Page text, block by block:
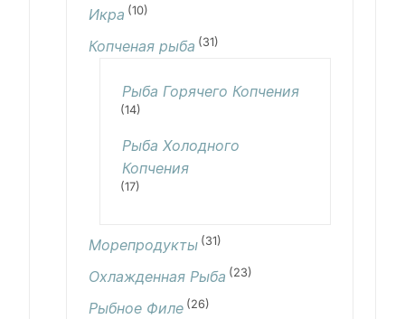
Икра (10)
Копченая рыба (31)
Рыба Горячего Копчения
(14)
Рыба Холодного
Копчения
(17)
Морепродукты (31)
Охлажденная Рыба (23)
Рыбное Филе (26)